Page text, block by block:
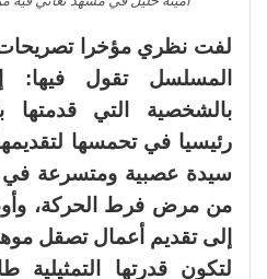
لفت نظري مؤخرا تصريحات
المسلسل تقول فيها:
بالشخصية التي
رئيسيا في تحمسها
سيدة عصبية ومتسرعة في
من مرض فرط الحركة،
إلى تقديم أعمال تصقل
لتكون قدرتها